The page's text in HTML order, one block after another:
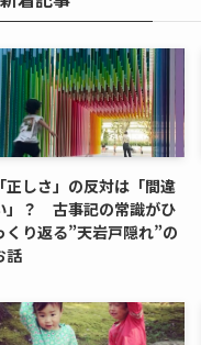
正しさ」の反対は「間違
」？ 古事記の常識がひ
くり返る”天岩戸隠れ”の
話